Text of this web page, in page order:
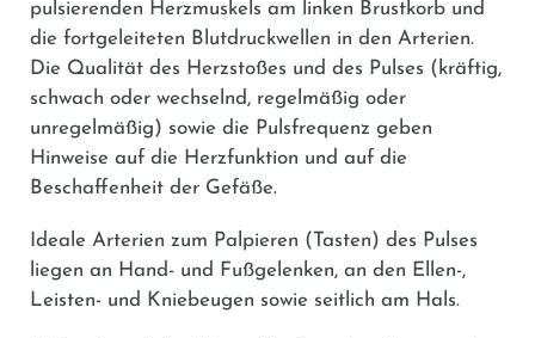
pulsierenden Herzmuskels am linken Brustkorb und
die fortgeleiteten Blutdruckwellen in den Arterien.
Die Qualität des Herzstoßes und des Pulses (kräftig,
schwach oder wechselnd, regelmäßig oder
unregelmäßig) sowie die Pulsfrequenz geben
Hinweise auf die Herzfunktion und auf die
Beschaffenheit der Gefäße.
Ideale Arterien zum Palpieren (Tasten) des Pulses
liegen an Hand- und Fußgelenken, an den Ellen-,
Leisten- und Kniebeugen sowie seitlich am Hals.